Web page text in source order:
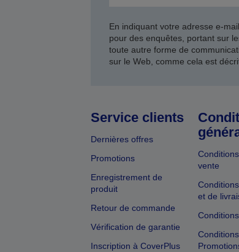
En indiquant votre adresse e-
pour des enquêtes, portant sur
toute autre forme de
sur le Web, comme cela est
Service clients
Dernières offres
Promotions
Enregistrement de
produit
Retour de commande
Vérification de garantie
Inscription à CoverPlus
vente
et de